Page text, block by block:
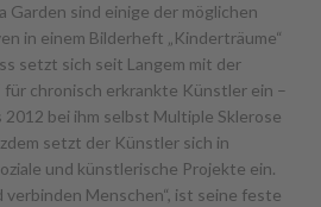
Garden sind einige der möglichen
in einem Bilderheft „Kinderträume“
setzt sich seit Langem mit der
chronisch erkrankte Künstler ein –
2012 bei ihm selbst Multiple Sklerose
setzt der Künstler sich in
und künstlerische Projekte ein.
verbinden Menschen“, ist seine feste